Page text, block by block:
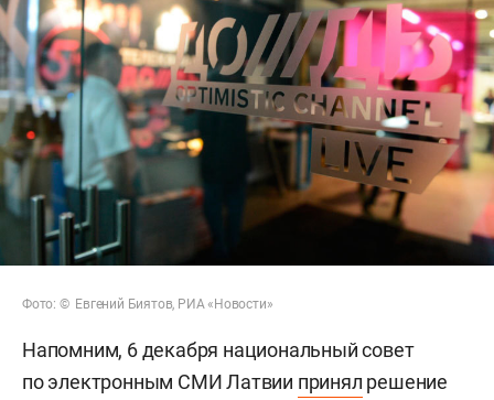
Фото: © Евгений Биятов, РИА «Новости»
Напомним, 6 декабря национальный совет
по электронным СМИ Латвии принял решение